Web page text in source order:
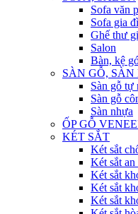
Sofa văn
Sofa gia
Ghế thư
Salon
Bàn, kệ
SÀN GỖ, SÀN
Sàn gỗ tự
Sàn gỗ
Sàn nhựa
ỐP GỖ
KÉT SẮT
Két sắt
Két sắt an
Két sắt
Két sắt
Két sắt